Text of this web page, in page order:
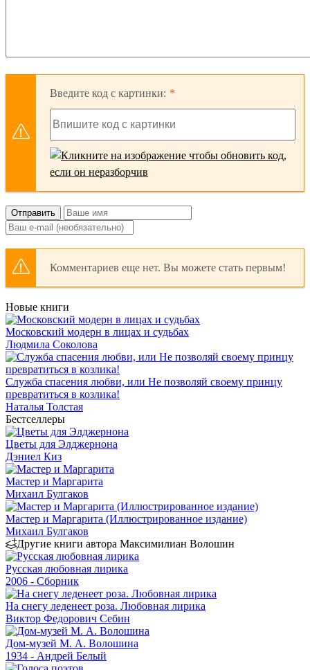
Введите код с картинки:
Отправить
Комментариев еще нет. Вы можете стать первым!
Новые книги
Московский модерн в лицах и судьбах
Людмила Соколова
Служба спасения любви, или Не позволяй своему принцу
превратиться в козлика!
Наталья Толстая
Бестселлеры
Цветы для Элджернона
Дэниел Киз
Мастер и Маргарита
Михаил Булгаков
Мастер и Маргарита (Иллюстрированное издание)
Михаил Булгаков
Другие книги автора Максимилиан Волошин
Русская любовная лирика
2006 - Сборник
На снегу леденеет роза. Любовная лирика
Виктор Федорович Себин
Дом-музей М. А. Волошина
1934 - Андрей Белый